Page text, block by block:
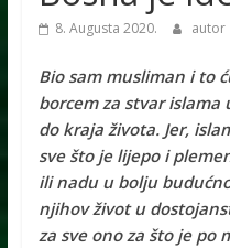
8. Augusta 2020. autor
Bio sam musliman i to
borcem za stvar islama
do kraja života. Jer,
sve što je lijepo i
ili nadu u bolju
njihov život u
za sve ono za što je po